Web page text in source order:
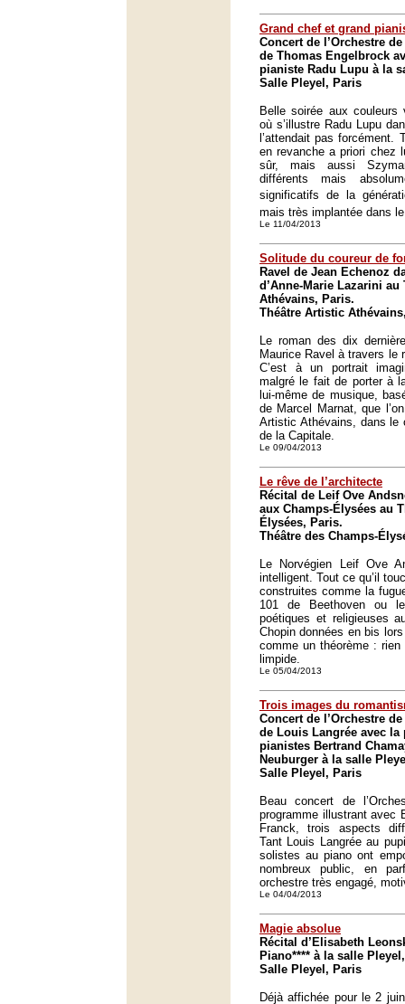
Grand chef et grand
Concert de l’Orchestre
de Thomas Engelbrock
pianiste Radu Lupu à la
Salle Pleyel, Paris
Belle soirée aux
où s’illustre Radu Lupu
l’attendait pas forcément.
en revanche a priori chez
sûr, mais aussi
différents mais
significatifs de la
mais très implantée dans
Le 11/04/2013
Solitude du coureur de
Ravel de Jean Echenoz
d’Anne-Marie Lazarini
Athévains, Paris.
Théâtre Artistic
Le roman des dix
Maurice Ravel à travers le
C’est à un portrait
malgré le fait de porter à
lui-même de musique,
de Marcel Marnat, que
Artistic Athévains, dans le
de la Capitale.
Le 09/04/2013
Le rêve de l’architecte
Récital de Leif Ove
aux Champs-Élysées au
Élysées, Paris.
Théâtre des Champs-
Le Norvégien Leif Ove
intelligent. Tout ce qu’il
construites comme la
101 de Beethoven ou
poétiques et religieuses
Chopin données en bis
comme un théorème :
limpide.
Le 05/04/2013
Trois images du
Concert de l’Orchestre
de Louis Langrée avec
pianistes Bertrand
Neuburger à la salle
Salle Pleyel, Paris
Beau concert de
programme illustrant avec
Franck, trois aspects
Tant Louis Langrée au
solistes au piano ont
nombreux public, en
orchestre très engagé,
Le 04/04/2013
Magie absolue
Récital d’Elisabeth
Piano**** à la salle
Salle Pleyel, Paris
Déjà affichée pour le 2